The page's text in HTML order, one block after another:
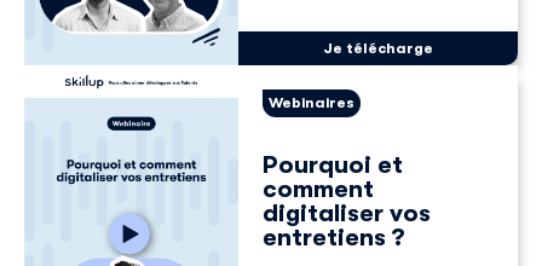
Je télécharge
Webinaires
Pourquoi et
comment
digitaliser vos
entretiens ?